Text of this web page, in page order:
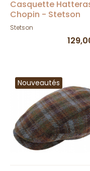
à porter, pour avoir
sport, en se rendant
l'épaisseur du
pour aller au ski. De
Casquette
Chopin - Stetson
Stetson
Nouveautés